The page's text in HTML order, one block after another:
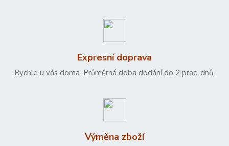
Expresní doprava
Rychle u vás doma. Průměrná doba dodání do 2 prac. dnů.
Výměna zboží